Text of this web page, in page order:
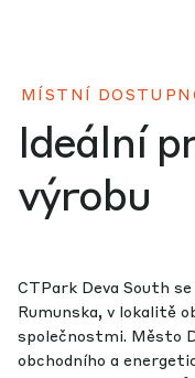
MÍSTNÍ
Ideální
výrobu
CTPark Deva South
Rumunska, v lokalitě
společnostmi. Město
obchodního a